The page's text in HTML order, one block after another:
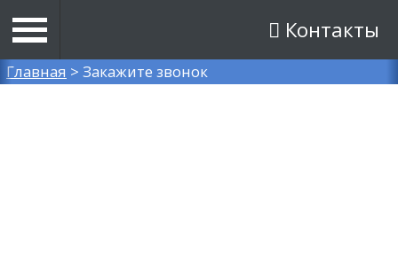
Контакты
Вы здесь
Главная > Закажите звонок